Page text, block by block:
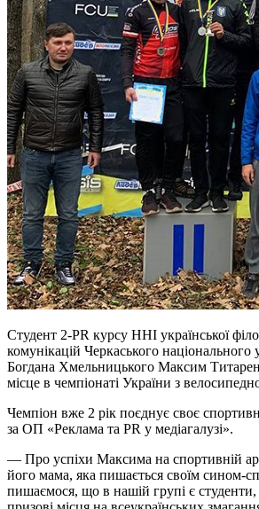
Студент 2-PR курсу ННІ української
комунікацій Черкаського національного
Богдана Хмельницького Максим
місце в чемпіонаті України з
Чемпіон вже 2 рік поєднує своє
за ОП «Реклама та PR у медіагалузі».
— Про успіхи Максима на спортивній
його мама, яка пишається своїм сином-
пишаємося, що в нашій групі є студенти,